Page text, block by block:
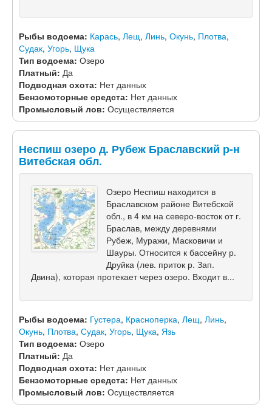
Рыбы водоема: Карась, Лещ, Линь, Окунь, Плотва,
Судак, Угорь, Щука
Тип водоема: Озеро
Платный: Да
Подводная охота: Нет данных
Бензомоторные средста: Нет данных
Промысловый лов: Осуществляется
Неспиш озеро д. Рубеж Браславский р-н
Витебская обл.
Озеро Неспиш находится в
Браславском районе Витебской
обл., в 4 км на северо-восток от г.
Браслав, между деревнями
Рубеж, Муражи, Масковичи и
Шауры. Относится к бассейну р.
Друйка (лев. приток р. Зап.
Двина), которая протекает через озеро. Входит в...
Рыбы водоема: Густера, Красноперка, Лещ, Линь,
Окунь, Плотва, Судак, Угорь, Щука, Язь
Тип водоема: Озеро
Платный: Да
Подводная охота: Нет данных
Бензомоторные средста: Нет данных
Промысловый лов: Осуществляется